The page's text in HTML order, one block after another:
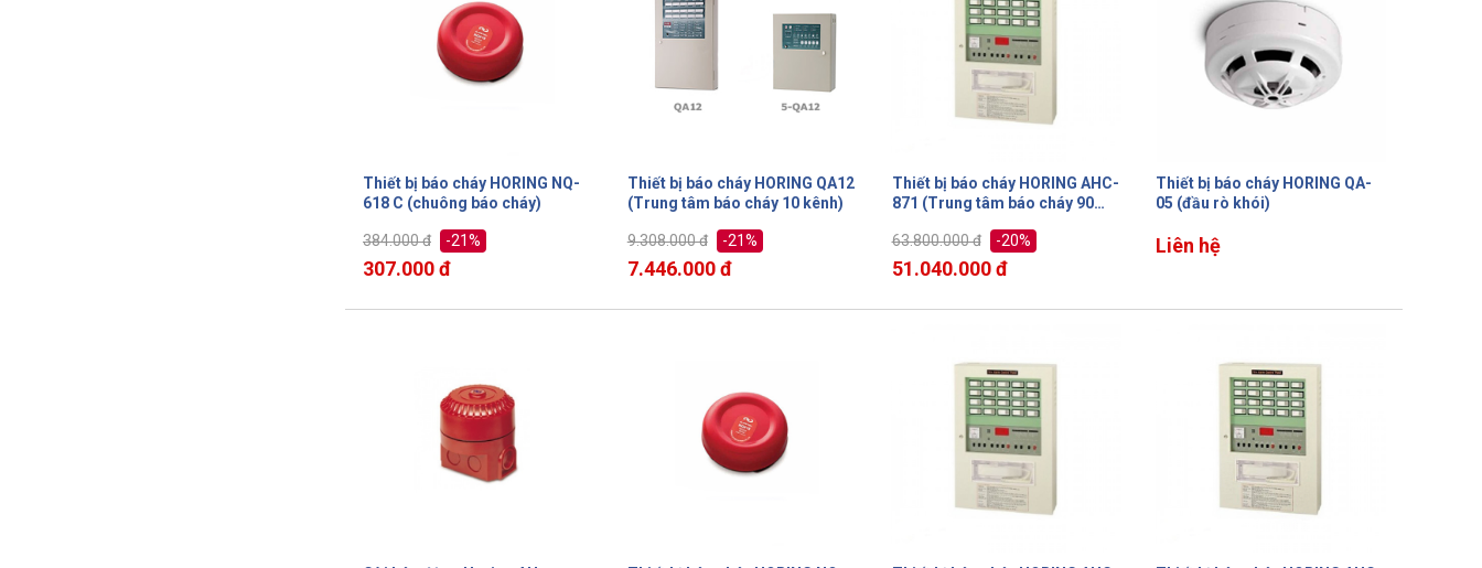
Thiết bị báo cháy HORING NQ-
618 C (chuông báo cháy)
384.000 đ -21%
307.000 đ
Thiết bị báo cháy HORING QA12
(Trung tâm báo cháy 10 kênh)
9.308.000 đ -21%
7.446.000 đ
Thiết bị báo cháy HORING AHC-
871 (Trung tâm báo cháy 90
63.800.000 đ
-20%
51.040.000 đ
Thiết bị báo cháy HORING QA-
05 (đầu rò khói)
Liên hệ